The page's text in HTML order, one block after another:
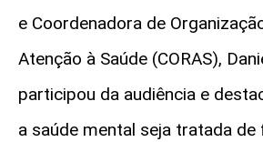
e Coordenadora de
Atenção à Saúde (CORAS),
participou da audiência e
a saúde mental seja tratada